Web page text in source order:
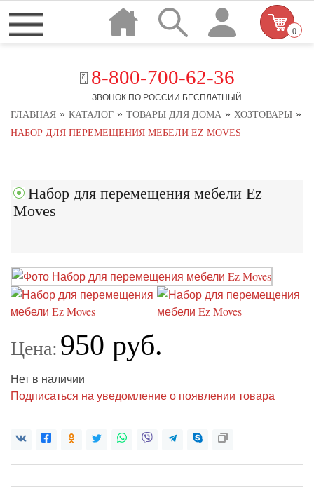
8-800-700-62-36
ЗВОНОК ПО РОССИИ БЕСПЛАТНЫЙ
0
ГЛАВНАЯ » КАТАЛОГ » ТОВАРЫ ДЛЯ ДОМА » ХОЗТОВАРЫ »
НАБОР ДЛЯ ПЕРЕМЕЩЕНИЯ МЕБЕЛИ EZ MOVES
Набор для перемещения мебели Ez
Moves
Цена: 950 руб.
Нет в наличии
Подписаться на уведомление о появлении товара